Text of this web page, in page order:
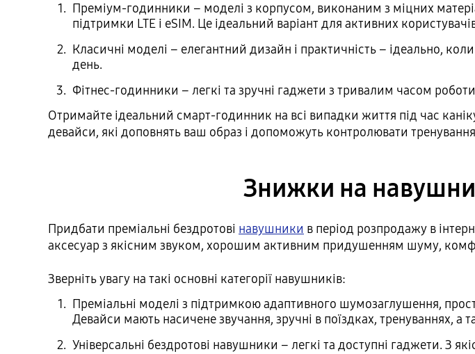
Преміум-годинники – моделі з корпусом, виконаним з міцних
підтримки LTE і eSIM. Це ідеальний варіант для активних
Класичні моделі – елегантний дизайн і практичність – ідеально,
день.
Фітнес-годинники – легкі та зручні гаджети з тривалим часом
Отримайте ідеальний смарт-годинник на всі випадки життя під час
девайси, які доповнять ваш образ і допоможуть контролювати
Знижки на
Придбати преміальні бездротові навушники в період розпродажу в
аксесуар з якісним звуком, хорошим активним придушенням шуму,
Зверніть увагу на такі основні категорії навушників:
Преміальні моделі з підтримкою адаптивного шумозаглушення,
Девайси мають насичене звучання, зручні в поїздках, тренуваннях, а
Універсальні бездротові навушники – легкі та доступні гаджети.